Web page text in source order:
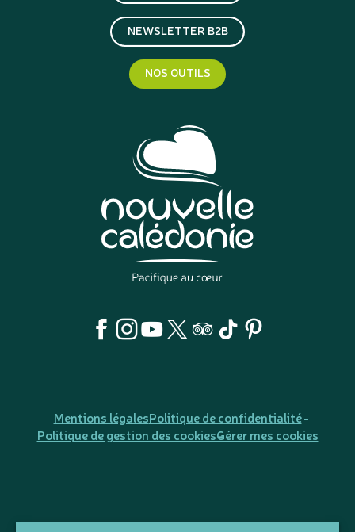
NEWSLETTER B2B
NOS OUTILS
Mentions légalesPolitique de confidentialité
Politique de gestion des cookiesGérer mes cookies